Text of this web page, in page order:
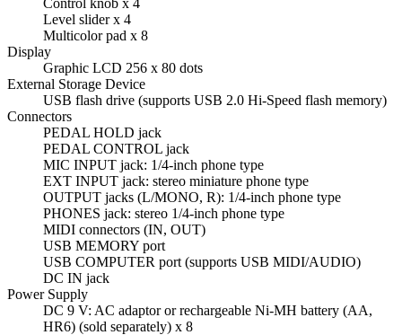
Level slider x 4
Multicolor pad x 8
Display
Graphic LCD 256 x 80 dots
External Storage Device
USB flash drive (supports USB 2.0 Hi-Speed flash memory)
Connectors
PEDAL HOLD jack
PEDAL CONTROL jack
MIC INPUT jack: 1/4-inch phone type
EXT INPUT jack: stereo miniature phone type
OUTPUT jacks (L/MONO, R): 1/4-inch phone type
PHONES jack: stereo 1/4-inch phone type
MIDI connectors (IN, OUT)
USB MEMORY port
USB COMPUTER port (supports USB MIDI/AUDIO)
DC IN jack
Power Supply
DC 9 V: AC adaptor or rechargeable Ni-MH battery (AA,
HR6) (sold separately) x 8